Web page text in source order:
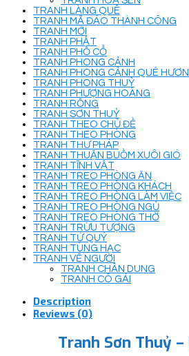
TRANH LÀNG QUÊ
TRANH MÃ ĐÁO THÀNH CÔNG
TRANH MỚI
TRANH PHẬT
TRANH PHỐ CỔ
TRANH PHONG CẢNH
TRANH PHONG CẢNH QUÊ
TRANH PHONG THUỶ
TRANH PHƯỢNG HOÀNG
TRANH RỒNG
TRANH SƠN THUỶ
TRANH THEO CHỦ ĐỀ
TRANH THEO PHÒNG
TRANH THƯ PHÁP
TRANH THUẬN BUỒM XUÔI GIÓ
TRANH TĨNH VẬT
TRANH TREO PHÒNG ĂN
TRANH TREO PHÒNG KHÁCH
TRANH TREO PHÒNG LÀM VIỆC
TRANH TREO PHÒNG NGỦ
TRANH TREO PHÒNG THỜ
TRANH TRỪU TƯỢNG
TRANH TỨ QUÝ
TRANH TÙNG HẠC
TRANH VẼ NGƯỜI
TRANH CHÂN DUNG
TRANH CÔ GÁI
Description
Reviews (0)
Tranh Sơn Thuỷ –